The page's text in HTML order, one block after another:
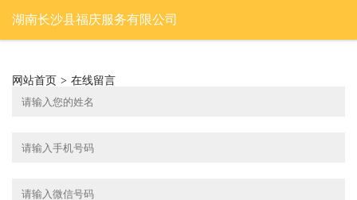
湖南长沙县福庆服务有限公司
网站首页 > 在线留言